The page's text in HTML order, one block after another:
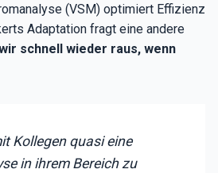
(VSM) optimiert Effizienz
Adaptation fragt eine andere
schnell wieder raus, wenn
Kollegen quasi eine
in ihrem Bereich zu